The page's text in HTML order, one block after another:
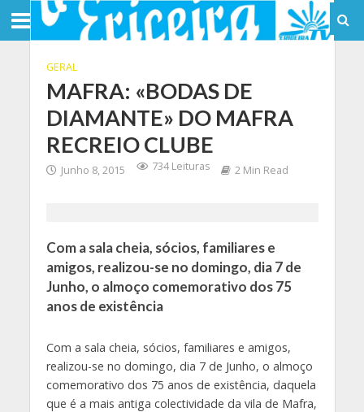
GERAL
MAFRA: «BODAS DE
DIAMANTE» DO MAFRA
RECREIO CLUBE
Junho 8, 2015 734 Leituras 2 Min Read
Com a sala cheia, sócios, familiares e
amigos, realizou-se no domingo, dia 7 de
Junho, o almoço comemorativo dos 75
anos de existência
Com a sala cheia, sócios, familiares e amigos,
realizou-se no domingo, dia 7 de Junho, o almoço
comemorativo dos 75 anos de existência, daquela
que é a mais antiga colectividade da vila de Mafra,